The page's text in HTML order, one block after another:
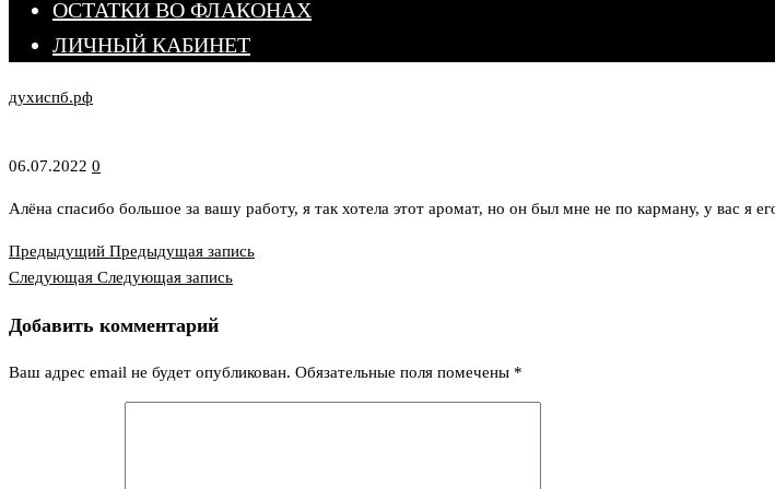
ОСТАТКИ ВО ФЛАКОНАХ
ЛИЧНЫЙ КАБИНЕТ
духиспб.рф
06.07.2022 0
Алёна спасибо большое за вашу работу, я так хотела этот аромат, но он был мне не по карману, у вас я
Навигация
записям
Предыдущая
запись
Предыдущий Предыдущая запись
Следующая
Следующая Следующая запись
Добавить комментарий
Ваш адрес email не будет опубликован. Обязательные поля помечены *